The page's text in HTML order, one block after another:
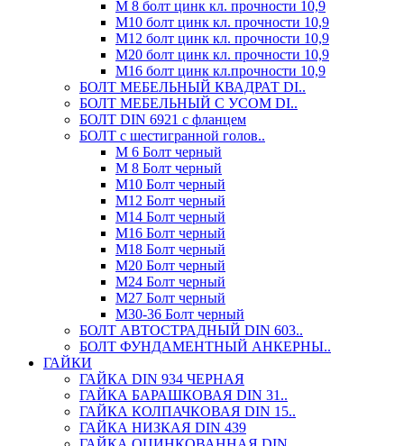
М 8 болт цинк кл. прочности 10,9
М10 болт цинк кл. прочности 10,9
М12 болт цинк кл. прочности 10,9
М20 болт цинк кл. прочности 10,9
М16 болт цинк кл.прочности 10,9
БОЛТ МЕБЕЛЬНЫЙ КВАДРАТ DI..
БОЛТ МЕБЕЛЬНЫЙ С УСОМ DI..
БОЛТ DIN 6921 c фланцем
БОЛТ с шестигранной голов..
М 6 Болт черный
М 8 Болт черный
М10 Болт черный
М12 Болт черный
М14 Болт черный
М16 Болт черный
М18 Болт черный
М20 Болт черный
М24 Болт черный
М27 Болт черный
М30-36 Болт черный
БОЛТ АВТОСТРАДНЫЙ DIN 603..
БОЛТ ФУНДАМЕНТНЫЙ АНКЕРНЫ..
ГАЙКИ
ГАЙКА DIN 934 ЧЕРНАЯ
ГАЙКА БАРАШКОВАЯ DIN 31..
ГАЙКА КОЛПАЧКОВАЯ DIN 15..
ГАЙКА НИЗКАЯ DIN 439